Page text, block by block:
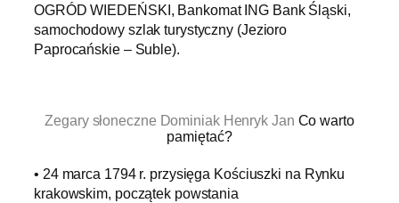
OGRÓD WIEDEŃSKI, Bankomat ING Bank Śląski,
samochodowy szlak turystyczny (Jezioro
Paprocańskie – Suble).
Zegary słoneczne Dominiak Henryk Jan Co warto
pamiętać?
• 24 marca 1794 r. przysięga Kościuszki na Rynku
krakowskim, początek powstania